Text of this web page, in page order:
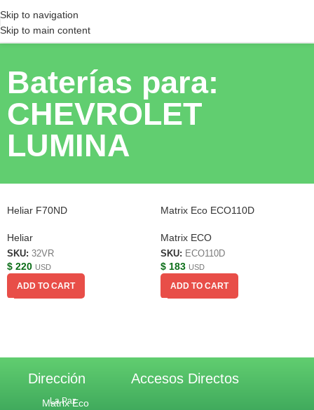
Skip to navigation
Skip to main content
Baterías para:
CHEVROLET
LUMINA
Heliar F70ND
Heliar
SKU: 32VR
$ 220 USD
ADD TO CART
Matrix Eco ECO110D
Matrix ECO
SKU: ECO110D
$ 183 USD
ADD TO CART
Dirección
La Paz
Accesos Directos
Matrix Eco